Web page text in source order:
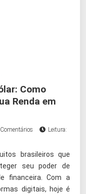
Como
Renda em
Leitura:
brasileiros que
seu poder de
financeira. Com a
digitais, hoje é